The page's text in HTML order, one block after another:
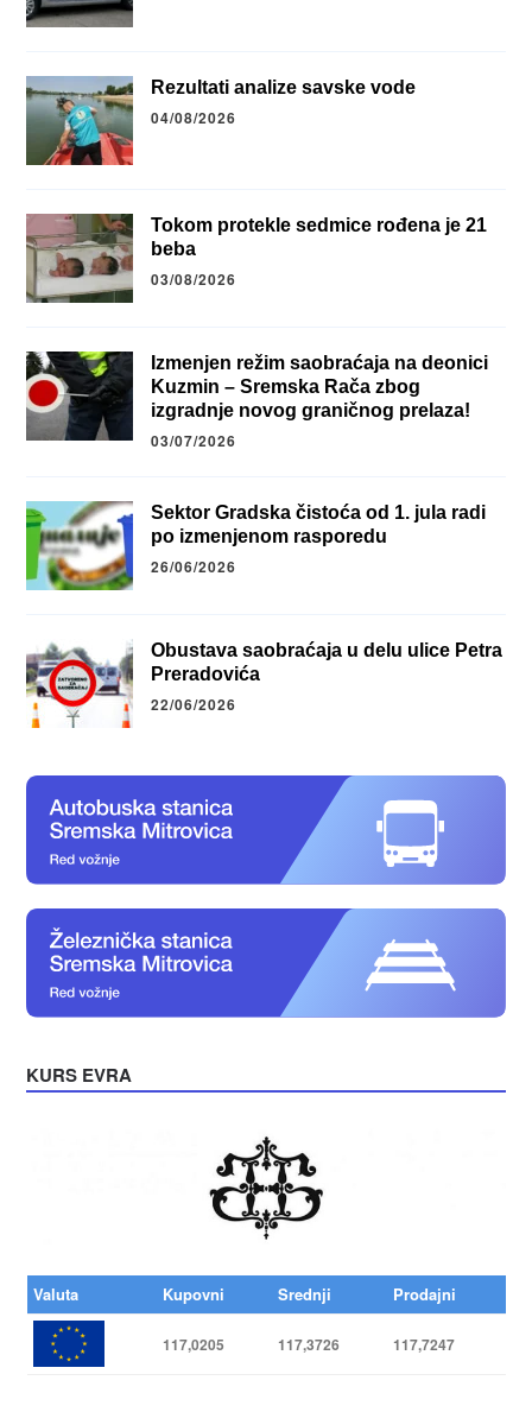
Rezultati analize savske vode
04/08/2026
Tokom protekle sedmice rođena je 21
beba
03/08/2026
Izmenjen režim saobraćaja na deonici
Kuzmin – Sremska Rača zbog
izgradnje novog graničnog prelaza!
03/07/2026
Sektor Gradska čistoća od 1. jula radi
po izmenjenom rasporedu
26/06/2026
Obustava saobraćaja u delu ulice Petra
Preradovića
22/06/2026
KURS EVRA
Valuta Kupovni Srednji Prodajni
117,0205 117,3726 117,7247